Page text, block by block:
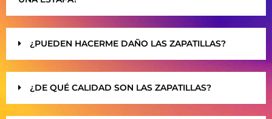
¿PUEDEN HACERME DAÑO LAS ZAPATILLAS?
¿DE QUÉ CALIDAD SON LAS ZAPATILLAS?